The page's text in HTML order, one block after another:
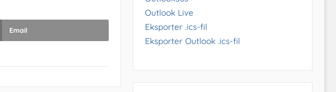
Email
Outlook Live
Eksporter .ics-fil
Eksporter Outlook .ics-fil